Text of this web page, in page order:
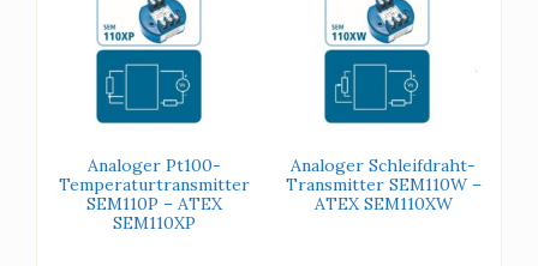
Analoger Pt100-
Temperaturtransmitter
SEM110P – ATEX
SEM110XP
Analoger Schleifdraht-
Transmitter SEM110W –
ATEX SEM110XW